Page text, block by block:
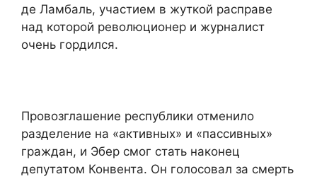
де Ламбаль, участием в жуткой расправе
над которой революционер и журналист
очень гордился.
Провозглашение республики отменило
разделение на «активных» и «пассивных»
граждан, и Эбер смог стать наконец
депутатом Конвента. Он голосовал за смерть